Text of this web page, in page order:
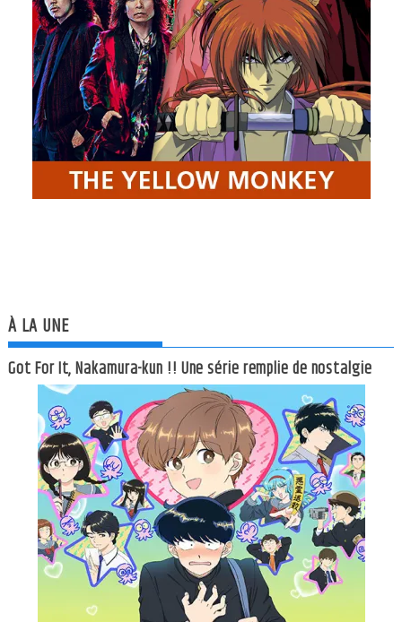
À LA UNE
Got For It, Nakamura-kun !! Une série remplie de nostalgie